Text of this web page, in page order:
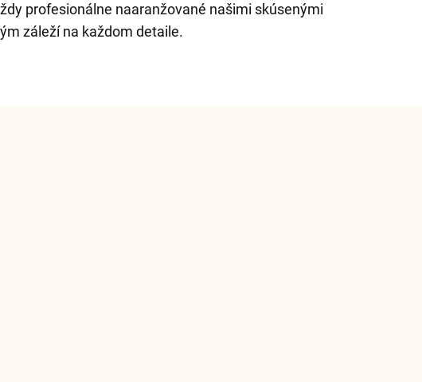
profesionálne naaranžované našimi skúsenými
záleží na každom detaile.